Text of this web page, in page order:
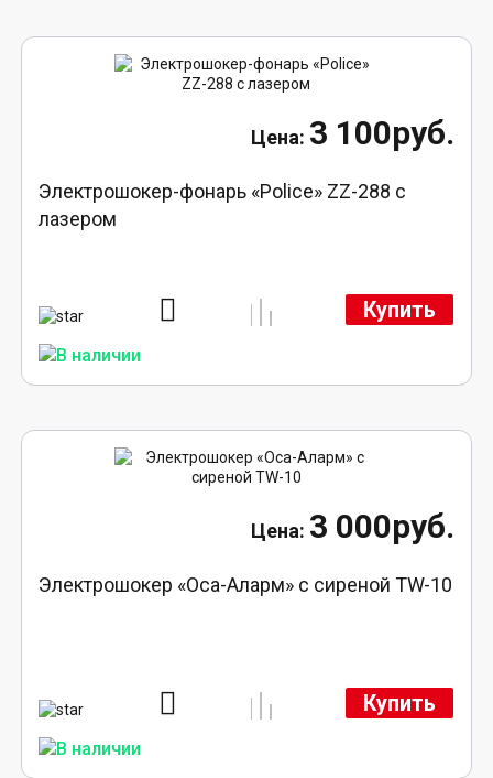
3 100руб.
Электрошокер-фонарь «Police» ZZ-288 с
лазером
Купить
3 000руб.
Электрошокер «Оса-Аларм» с сиреной TW-10
Купить